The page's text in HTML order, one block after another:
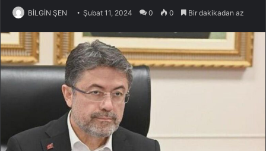
BİLGİN ŞEN Şubat 11, 2024 0 0 Bir dakikadan az